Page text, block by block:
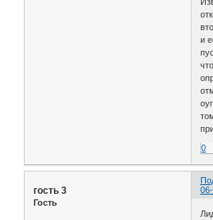
и
0
гость 3
Гость